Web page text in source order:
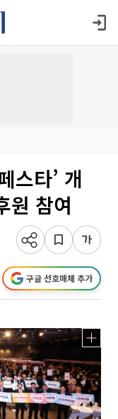
스타’ 개
원 참여
구글 선호매체 추가